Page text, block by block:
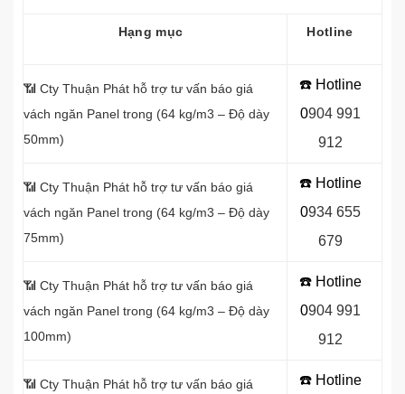
Hạng mục Hotline
📶 Cty Thuận Phát hỗ trợ tư vấn báo giá
vách ngăn Panel trong (64 kg/m3 – Độ dày
50mm)
☎️ Hotline
0904 991
912
📶 Cty Thuận Phát hỗ trợ tư vấn báo giá
vách ngăn Panel trong (64 kg/m3 – Độ dày
75mm)
☎️ Hotline
0934 655
679
📶 Cty Thuận Phát hỗ trợ tư vấn báo giá
vách ngăn Panel trong (64 kg/m3 – Độ dày
100mm)
☎️ Hotline
0904 991
912
📶 Cty Thuận Phát hỗ trợ tư vấn báo giá
☎️ Hotline